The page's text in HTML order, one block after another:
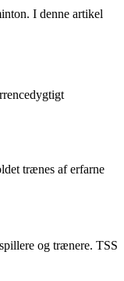
I denne artikel
trænes af erfarne
og trænere. TSS